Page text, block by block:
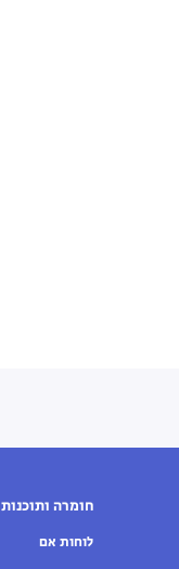
חומרה ותוכנות
לוחות אם